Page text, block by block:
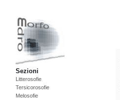
Sezioni
Litterosofie
Tersicorosofie
Melosofie